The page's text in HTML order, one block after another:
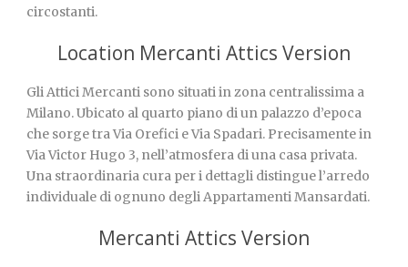
circostanti.
Location Mercanti Attics Version
Gli Attici Mercanti sono situati in zona centralissima a
Milano. Ubicato al quarto piano di un palazzo d’epoca
che sorge tra Via Orefici e Via Spadari. Precisamente in
Via Victor Hugo 3, nell’atmosfera di una casa privata.
Una straordinaria cura per i dettagli distingue l’arredo
individuale di ognuno degli Appartamenti Mansardati.
Mercanti Attics Version